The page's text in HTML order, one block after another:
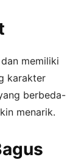
memiliki
karakter
berbeda-
menarik.